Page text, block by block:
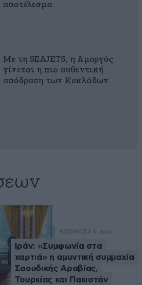
αποτέλεσμα
Με τη SEAJETS, η Αμοργός
γίνεται η πιο αυθεντική
απόδραση των Κυκλάδων
ΚΟΣΜΟΣ7 λ. πριν
Ιράν: «Συμφωνία στα
χαρτιά» η αμυντική συμμαχία
Σαουδικής Αραβίας,
Τουρκίας και Πακιστάν